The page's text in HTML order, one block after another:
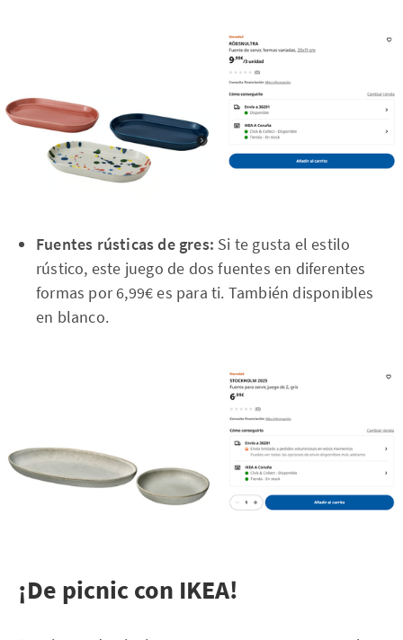
Fuentes rústicas de gres: Si te gusta el estilo
rústico, este juego de dos fuentes en diferentes
formas por 6,99€ es para ti. También disponibles
en blanco.
¡De picnic con IKEA!